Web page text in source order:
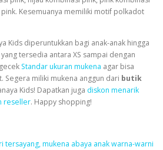
Kesemuanya memiliki motif polkadot
Kids diperuntukkan bagi anak-anak hingga
tersedia antara XS sampai dengan
Standar ukuran mukena agar bisa
Segera miliki mukena anggun dari butik
Kids! Dapatkan juga diskon menarik
reseller. Happy shopping!
tersayang, mukena abaya anak warna-warni